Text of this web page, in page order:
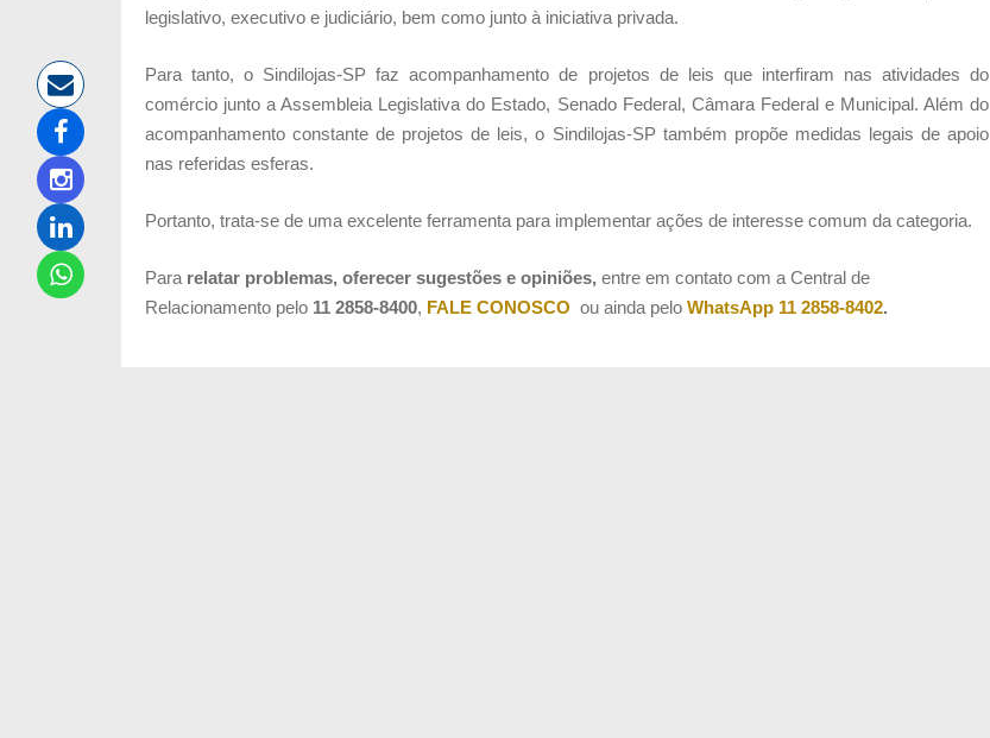
legislativo, executivo e judiciário, bem como junto à iniciativa privada.
Para tanto, o Sindilojas-SP faz acompanhamento de projetos de leis que interfiram nas atividades do
comércio junto a Assembleia Legislativa do Estado, Senado Federal, Câmara Federal e Municipal. Além do
acompanhamento constante de projetos de leis, o Sindilojas-SP também propõe medidas legais de apoio
nas referidas esferas.
Portanto, trata-se de uma excelente ferramenta para implementar ações de interesse comum da categoria.
Para relatar problemas, oferecer sugestões e opiniões, entre em contato com a Central de
Relacionamento pelo 11 2858-8400, FALE CONOSCO ou ainda pelo WhatsApp 11 2858-8402.